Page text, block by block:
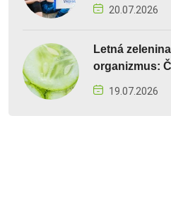
20.07.2026
Letná
organizmus:
19.07.2026